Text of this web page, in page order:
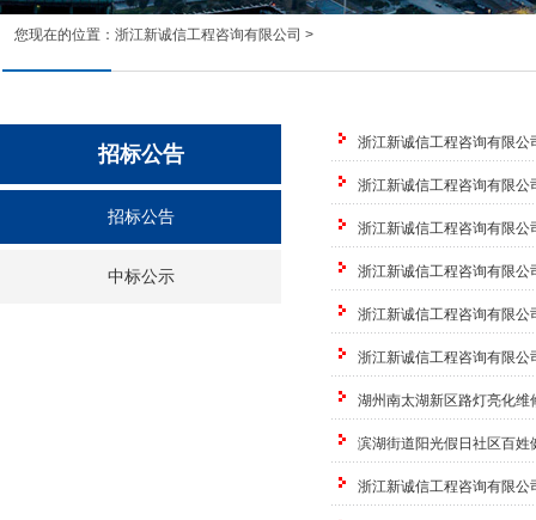
招标公告
招标公告
中标公示
您现在的位置： 浙江新诚信工程咨询有限公司 >
浙江新诚信工程咨询有限公
浙江新诚信工程咨询有限公
浙江新诚信工程咨询有限公
浙江新诚信工程咨询有限公
浙江新诚信工程咨询有限公
浙江新诚信工程咨询有限公
湖州南太湖新区路灯亮化维
滨湖街道阳光假日社区百姓
浙江新诚信工程咨询有限公